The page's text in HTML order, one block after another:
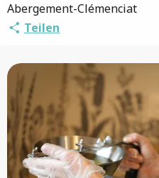
Abergement-Clémenciat
Teilen